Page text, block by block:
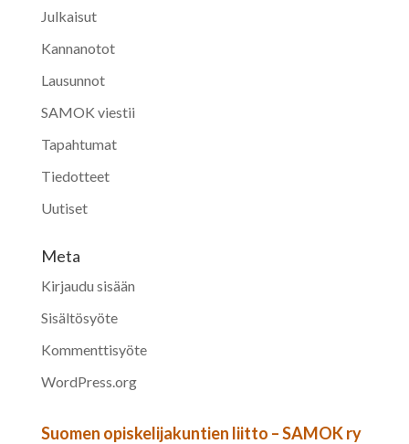
Julkaisut
Kannanotot
Lausunnot
SAMOK viestii
Tapahtumat
Tiedotteet
Uutiset
Meta
Kirjaudu sisään
Sisältösyöte
Kommenttisyöte
WordPress.org
Suomen opiskelijakuntien liitto – SAMOK ry